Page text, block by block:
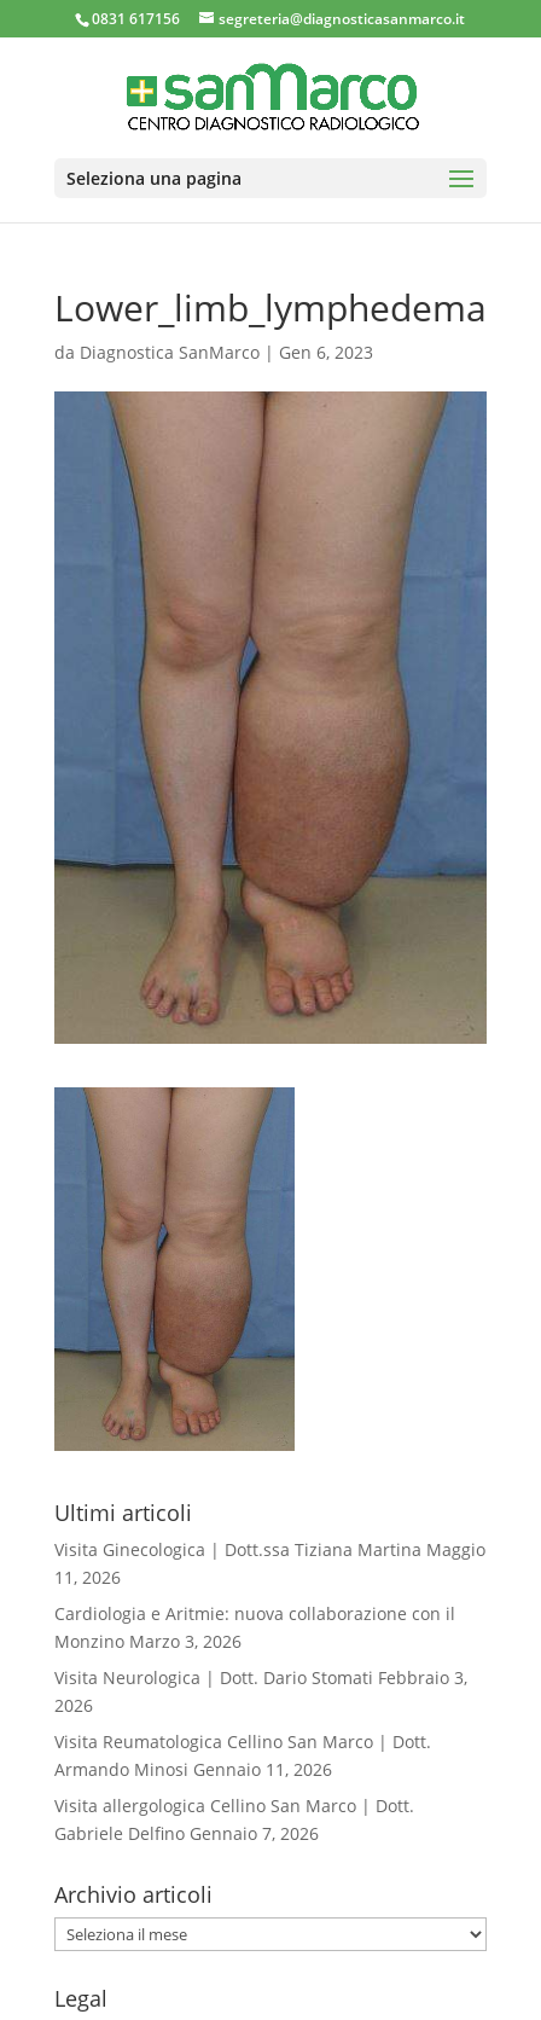
0831 617156 segreteria@diagnosticasanmarco.it
Seleziona una pagina
Lower_limb_lymphedema
da Diagnostica SanMarco| Gen 6, 2023
Ultimi articoli
Visita Ginecologica | Dott.ssa Tiziana Martina Maggio
11, 2026
Cardiologia e Aritmie: nuova collaborazione con il
Monzino Marzo 3, 2026
Visita Neurologica | Dott. Dario Stomati Febbraio 3,
2026
Visita Reumatologica Cellino San Marco | Dott.
Armando Minosi Gennaio 11, 2026
Visita allergologica Cellino San Marco | Dott.
Gabriele Delfino Gennaio 7, 2026
Archivio articoli
Archivio
articoli
Legal